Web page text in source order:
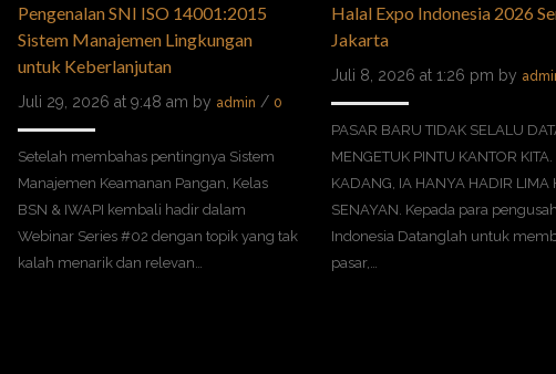
Pengenalan SNI ISO 14001:2015
Sistem Manajemen Lingkungan
untuk Keberlanjutan
Juli 29, 2026 at 9:48 am by admin / 0
Setelah membahas pentingnya Sistem
Manajemen Keamanan Pangan, Kelas
BSN & IWAPI kembali hadir dalam
Webinar Series #02 dengan topik yang tak
kalah menarik dan relevan…
Halal Expo Indonesia 2026
Jakarta
Juli 8, 2026 at 1:26 pm by
PASAR BARU TIDAK SELALU
MENGETUK PINTU KANTOR KITA.
KADANG, IA HANYA HADIR LIMA
SENAYAN. Kepada para
Indonesia Datanglah untuk
pasar,…